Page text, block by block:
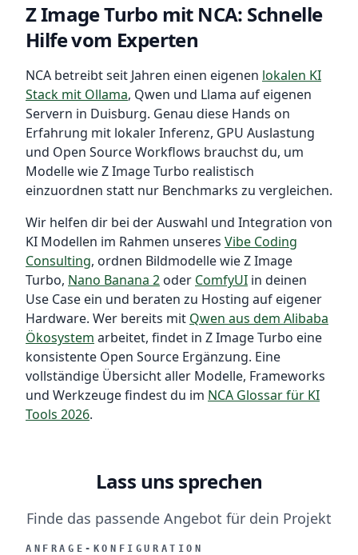
Z Image Turbo mit NCA: Schnelle
Hilfe vom Experten
NCA betreibt seit Jahren einen eigenen lokalen KI
Stack mit Ollama, Qwen und Llama auf eigenen
Servern in Duisburg. Genau diese Hands on
Erfahrung mit lokaler Inferenz, GPU Auslastung
und Open Source Workflows brauchst du, um
Modelle wie Z Image Turbo realistisch
einzuordnen statt nur Benchmarks zu vergleichen.
Wir helfen dir bei der Auswahl und Integration von
KI Modellen im Rahmen unseres Vibe Coding
Consulting, ordnen Bildmodelle wie Z Image
Turbo, Nano Banana 2 oder ComfyUI in deinen
Use Case ein und beraten zu Hosting auf eigener
Hardware. Wer bereits mit Qwen aus dem Alibaba
Ökosystem arbeitet, findet in Z Image Turbo eine
konsistente Open Source Ergänzung. Eine
vollständige Übersicht aller Modelle, Frameworks
und Werkzeuge findest du im NCA Glossar für KI
Tools 2026.
Lass uns sprechen
Finde das passende Angebot für dein Projekt
ANFRAGE-KONFIGURATION